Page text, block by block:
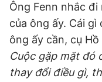
Ông Fenn nhắc đi
của ông ấy. Cái
ông ấy cần, cụ
Cuộc gặp mặt đó
thay đổi điều gì,